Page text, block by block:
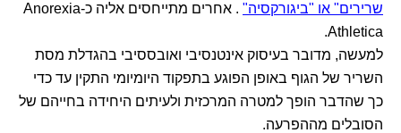
שרירים" או "ביגורקסיה"
. אחרים מתייחסים אליה כ-Anorexia
Athletica.
למעשה, מדובר בעיסוק אינטנסיבי ואובססיבי בהגדלת מסת
השריר של הגוף באופן הפוגע בתפקוד היומיומי התקין עד כדי
כך שהדבר הופך למטרה המרכזית ולעיתים היחידה בחייהם של
הסובלים מההפרעה.